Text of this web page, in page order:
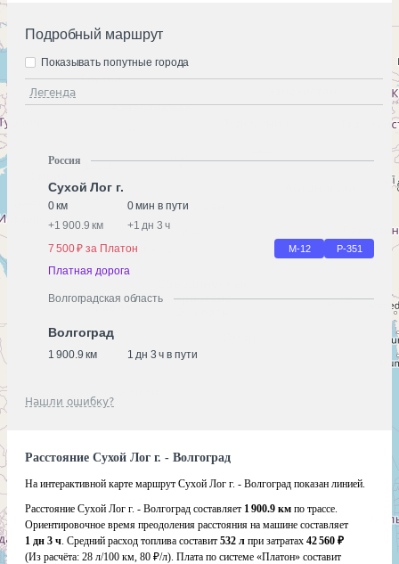
Подробный маршрут
Легенда
Показывать попутные города
Россия
Сухой Лог г.
0 км
0 мин в пути
+1 900.9 км +1 дн 3 ч
7 500 ₽ за Платон
М-12 Р-351
Платная дорога
Волгоградская область
Волгоград
1 900.9 км 1 дн 3 ч в пути
Нашли ошибку?
Расстояние Сухой Лог г. - Волгоград
На интерактивной карте маршрут Сухой Лог г. - Волгоград показан линией.
Расстояние Сухой Лог г. - Волгоград составляет 1 900.9 км по трассе.
Ориентировочное время преодоления расстояния на машине составляет
1 дн 3 ч. Средний расход топлива составит 532 л при затратах 42 560 ₽
(Из расчёта: 28 л/100 км, 80 ₽/л). Плата по системе «Платон» составит